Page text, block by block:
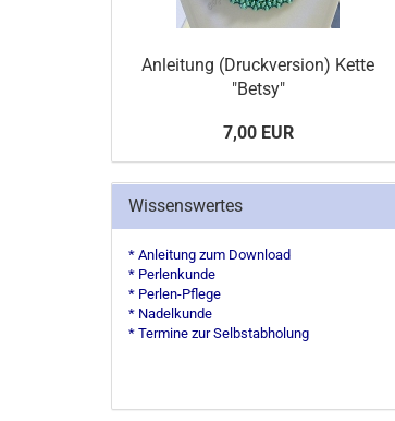
Anleitung (Druckversion) Kette
"Betsy"
7,00 EUR
Wissenswertes
* Anleitung zum Download
* Perlenkunde
* Perlen-Pflege
* Nadelkunde
* Termine zur Selbstabholung